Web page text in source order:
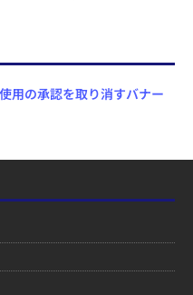
用の承認を取り消すバナー